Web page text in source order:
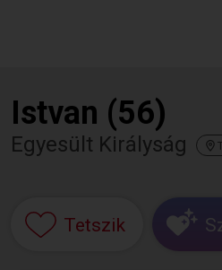
Istvan (56)
Egyesült Királyság
Tetszik